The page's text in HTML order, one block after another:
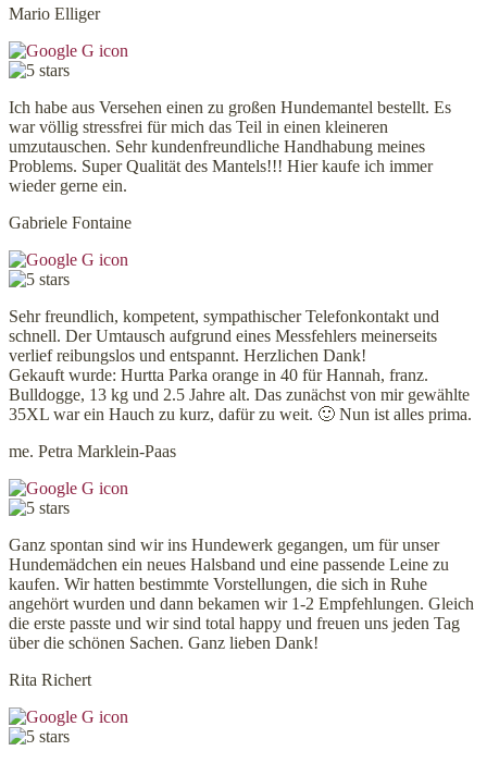
Mario Elliger
Ich habe aus Versehen einen zu großen Hundemantel bestellt. Es
war völlig stressfrei für mich das Teil in einen kleineren
umzutauschen. Sehr kundenfreundliche Handhabung meines
Problems. Super Qualität des Mantels!!! Hier kaufe ich immer
wieder gerne ein.
Gabriele Fontaine
Sehr freundlich, kompetent, sympathischer Telefonkontakt und
schnell. Der Umtausch aufgrund eines Messfehlers meinerseits
verlief reibungslos und entspannt. Herzlichen Dank!
Gekauft wurde: Hurtta Parka orange in 40 für Hannah, franz.
Bulldogge, 13 kg und 2.5 Jahre alt. Das zunächst von mir gewählte
35XL war ein Hauch zu kurz, dafür zu weit. 🙂 Nun ist alles prima.
me. Petra Marklein-Paas
Ganz spontan sind wir ins Hundewerk gegangen, um für unser
Hundemädchen ein neues Halsband und eine passende Leine zu
kaufen. Wir hatten bestimmte Vorstellungen, die sich in Ruhe
angehört wurden und dann bekamen wir 1-2 Empfehlungen. Gleich
die erste passte und wir sind total happy und freuen uns jeden Tag
über die schönen Sachen. Ganz lieben Dank!
Rita Richert